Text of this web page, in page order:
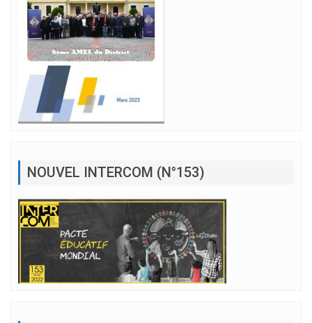
NOUVEL INTERCOM (N°153)